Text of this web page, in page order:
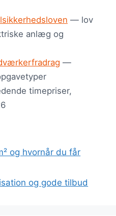
— lov
anlæg og
—
timepriser,
og hvornår du får
og gode tilbud